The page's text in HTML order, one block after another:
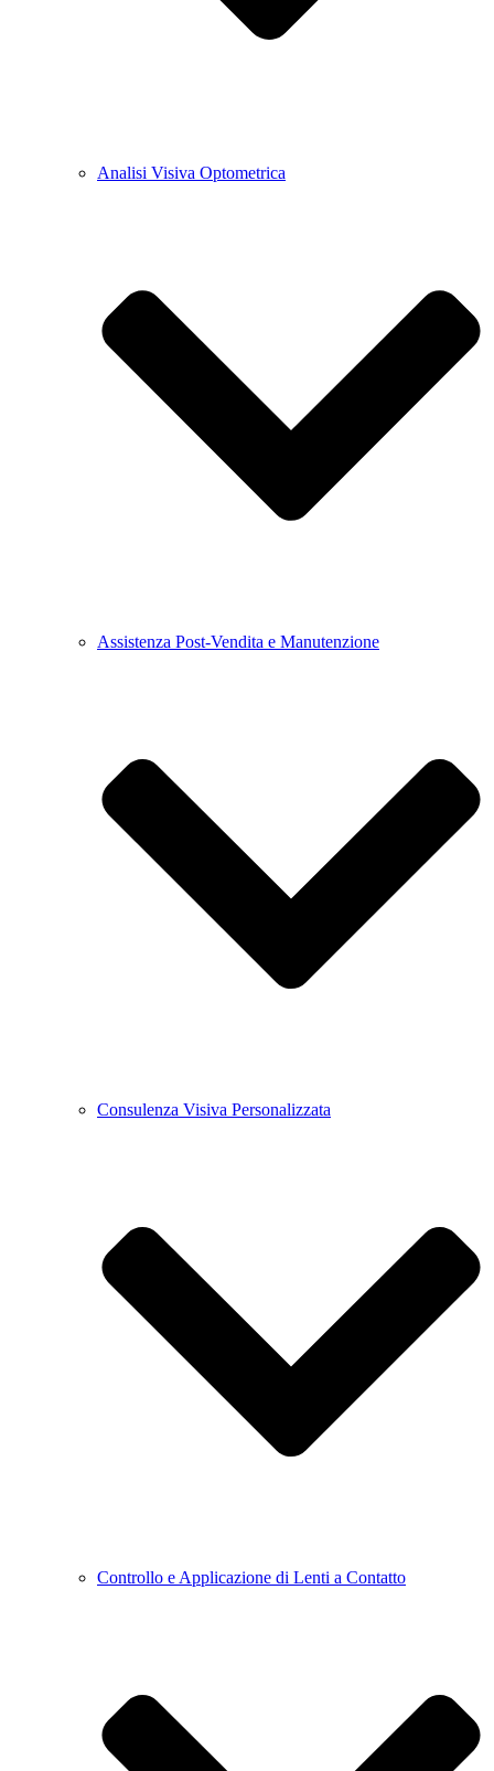
Analisi Visiva Optometrica
Assistenza Post-Vendita e Manutenzione
Consulenza Visiva Personalizzata
Controllo e Applicazione di Lenti a Contatto